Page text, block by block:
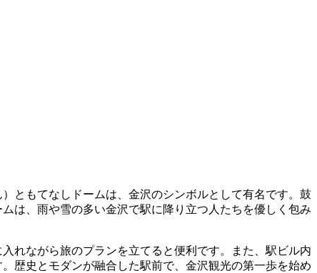
ともてなしドームは、金沢のシンボルとして有名です。鼓
は、雨や雪の多い金沢で駅に降り立つ人たちを優しく包み
れながら旅のプランを立てると便利です。また、駅ビル内
歴史とモダンが融合した駅前で、金沢観光の第一歩を始め